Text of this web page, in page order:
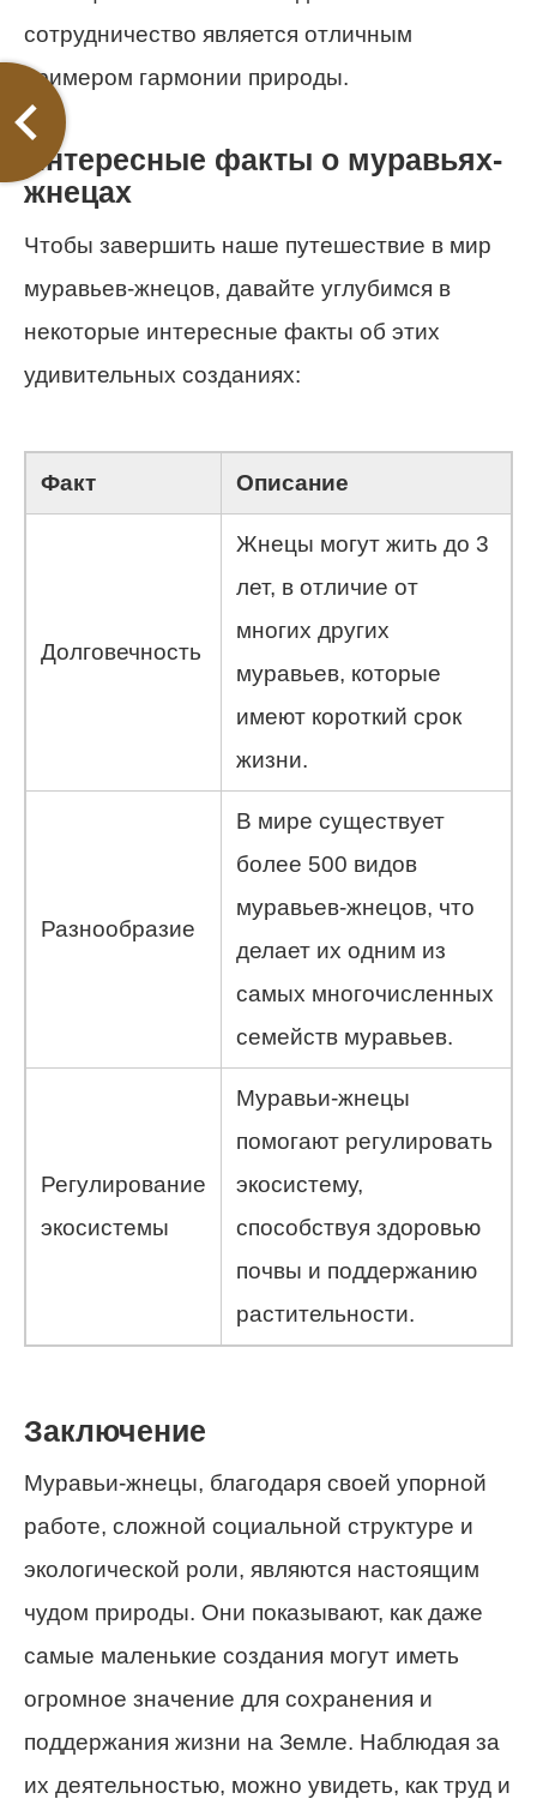
сотрудничество является отличным
примером гармонии природы.
Интересные факты о муравьях-
жнецах
Чтобы завершить наше путешествие в мир
муравьев-жнецов, давайте углубимся в
некоторые интересные факты об этих
удивительных созданиях:
Факт Описание
Долговечность
Жнецы могут жить до 3
лет, в отличие от
многих других
муравьев, которые
имеют короткий срок
жизни.
Разнообразие
В мире существует
более 500 видов
муравьев-жнецов, что
делает их одним из
самых многочисленных
семейств муравьев.
Регулирование
экосистемы
Муравьи-жнецы
помогают регулировать
экосистему,
способствуя здоровью
почвы и поддержанию
растительности.
Заключение
Муравьи-жнецы, благодаря своей упорной
работе, сложной социальной структуре и
экологической роли, являются настоящим
чудом природы. Они показывают, как даже
самые маленькие создания могут иметь
огромное значение для сохранения и
поддержания жизни на Земле. Наблюдая за
их деятельностью, можно увидеть, как труд и